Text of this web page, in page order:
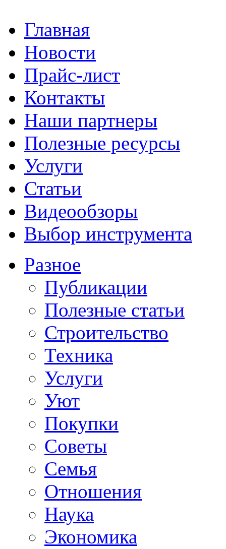
Главная
Новости
Прайс-лист
Контакты
Наши партнеры
Полезные ресурсы
Услуги
Статьи
Видеообзоры
Выбор инструмента
Разное
Публикации
Полезные статьи
Строительство
Техника
Услуги
Уют
Покупки
Советы
Семья
Отношения
Наука
Экономика